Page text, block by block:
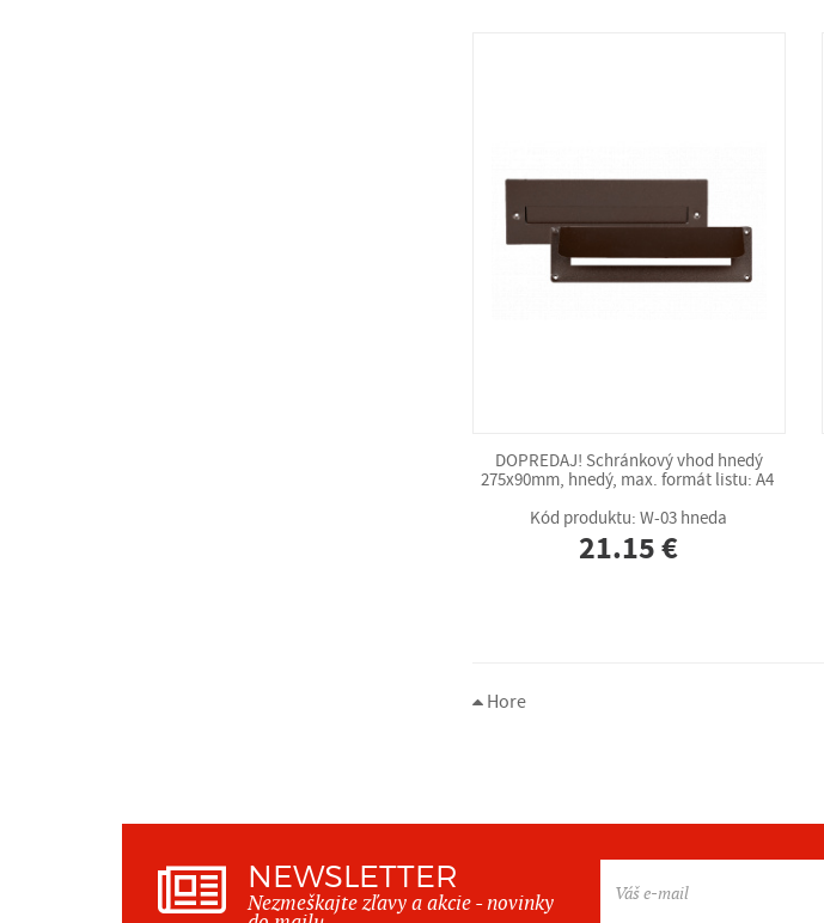
DOPREDAJ! Schránkový vhod hnedý
275x90mm, hnedý, max. formát listu: A4
Kód produktu: W-03 hneda
21.15 €
Hore
NEWSLETTER
Nezmeškajte zľavy a akcie - novinky